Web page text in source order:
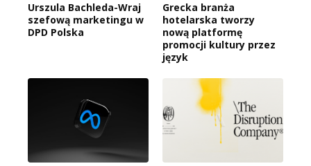
Urszula Bachleda-Wraj
szefową marketingu w
DPD Polska
Grecka branża
hotelarska tworzy
nową platformę
promocji kultury przez
język